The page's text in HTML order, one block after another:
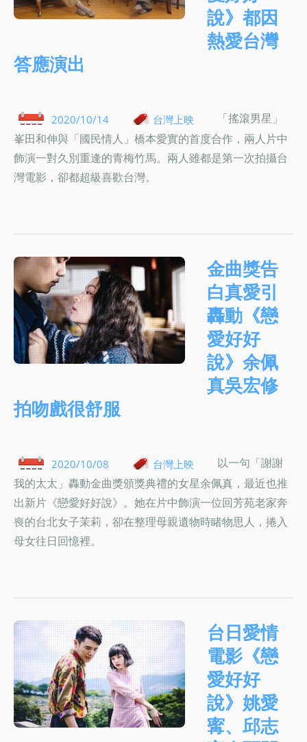
說》都因
熱愛台灣
答應演出
2020/10/14 台灣上映
「搖滾男星」
峯田和伸與「國民情人」橋本愛實的首度合作，兩人片中
飾演一對久別重逢的青梅竹馬。兩人雖都是第一次拍攝台
灣電影，卻都超級喜歡台灣。
金曲獎告
白真愛引
轟動《戀
愛好好
說》余佩
真吳宏修
拍吻戲很舒服
2020/10/08 台灣上映
以一句「謝謝
我的太太」轟動金曲獎頒獎典禮的女星余佩真，最近也推
出新片《戀愛好好說》。她在片中飾演一位回芳苑老家奔
喪的台北女子茉莉，卻在整理母親遺物時睹物思人，捲入
母女往日回憶裡。
台日愛情
電影《戀
愛好好
說》姚愛
寗、邱志